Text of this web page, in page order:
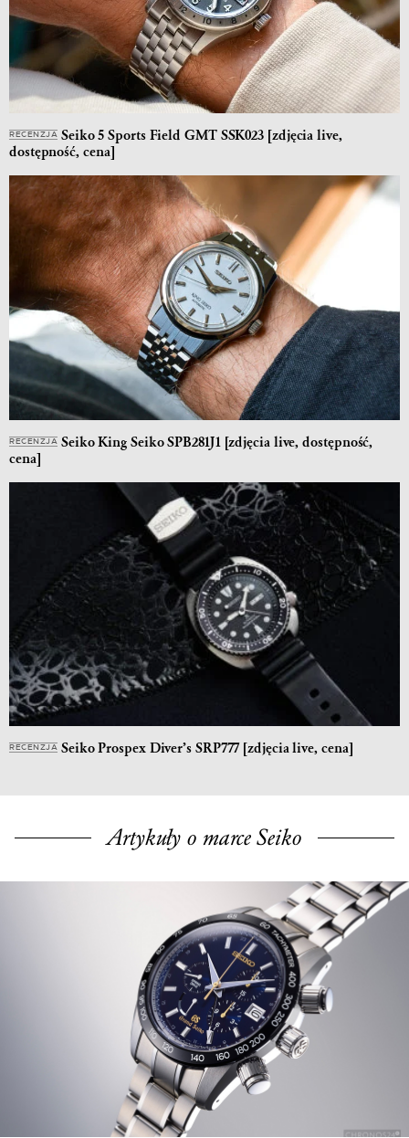
RECENZJA Seiko 5 Sports Field GMT SSK023 [zdjęcia live,
dostępność, cena]
RECENZJA Seiko King Seiko SPB281J1 [zdjęcia live, dostępność,
cena]
RECENZJA Seiko Prospex Diver’s SRP777 [zdjęcia live, cena]
Artykuły o marce Seiko